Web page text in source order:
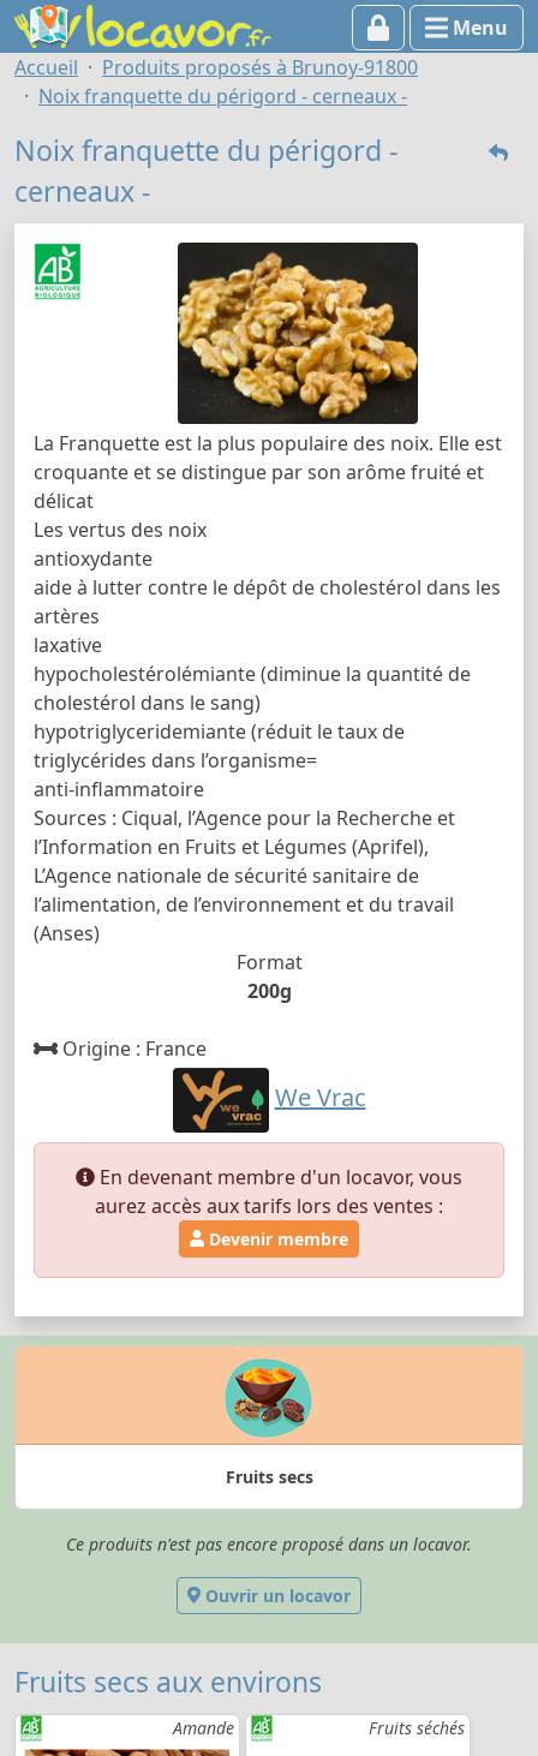
Menu
Accueil
Produits proposés à Brunoy-91800
Noix franquette du périgord - cerneaux -
Noix franquette du périgord -
cerneaux -
La Franquette est la plus populaire des noix. Elle est
croquante et se distingue par son arôme fruité et
délicat
Les vertus des noix
antioxydante
aide à lutter contre le dépôt de cholestérol dans les
artères
laxative
hypocholestérolémiante (diminue la quantité de
cholestérol dans le sang)
hypotriglyceridemiante (réduit le taux de
triglycérides dans l’organisme=
anti-inflammatoire
Sources : Ciqual, l’Agence pour la Recherche et
l’Information en Fruits et Légumes (Aprifel),
L’Agence nationale de sécurité sanitaire de
l’alimentation, de l’environnement et du travail
(Anses)
Format
200g
Origine : France
We Vrac
En devenant membre d'un locavor, vous
aurez accès aux tarifs lors des ventes :
Devenir membre
Fruits secs
Ce produits n'est pas encore proposé dans un locavor.
Ouvrir un locavor
Fruits secs aux environs
Amande Fruits séchés